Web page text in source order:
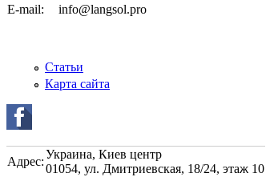
E-mail: info@langsol.pro
Статьи
Карта сайта
Адрес:
Украина, Киев центр
01054, ул. Дмитриевская, 18/24, этаж 10